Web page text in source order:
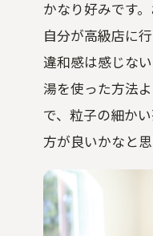
かなり好みです
自分が高級店に
違和感は感じな
湯を使った方法
で、粒子の細か
方が良いかなと思